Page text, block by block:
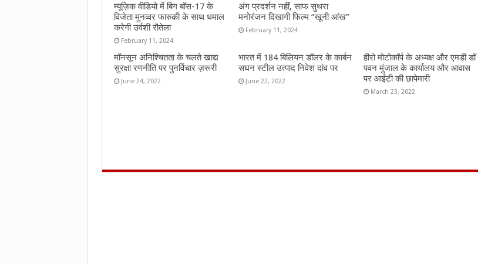
म्यूज़िक वीडियो में बिग बॉस-17 के
विजेता मुनव्वर फारुकी के साथ धमाल
करेगी उर्वशी रौतेला
February 11, 2024
अंग प्रदर्शन नहीं, साफ सुथरा
मनोरंजन दिखागी फिल्म “खूनी आंख”
February 11, 2024
मॉनसून अनिश्चितता के चलते खाद्य
सुरक्षा रणनीति पर पुनर्विचार ज़रूरी
June 24, 2022
भारत में 184 बिलियन डॉलर के कार्बन
सघन स्टील उत्पाद निवेश दांव पर
June 22, 2022
हीरो मोटोकॉर्प के अध्यक्ष और एमडी डॉ
पवन मुंजाल के कार्यालय और आवास
पर आईटी की छापेमारी
March 23, 2022